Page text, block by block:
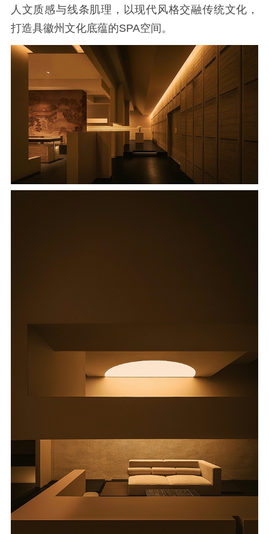
人文质感与线条肌理，以现代风格交融传统文化，
打造具徽州文化底蕴的SPA空间。